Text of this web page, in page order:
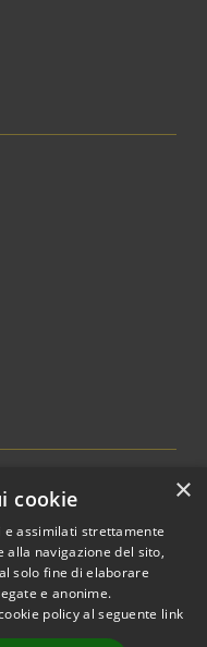
© 2026 • Comune di
Emanuele • Powered by
Municipium•Accesso
redazione
×
cookie
e assimilati strettamente
alla navigazione del sito,
solo fine di elaborare
e anonime.
policy al seguente link